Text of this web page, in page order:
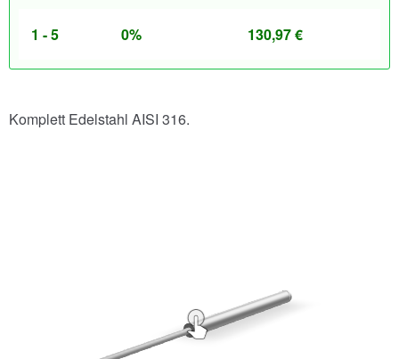
1 - 5 0% 130,97€
Komplett Edelstahl AISI 316.